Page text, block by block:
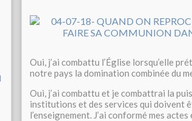
Oui, j’ai combattu l’Église lorsqu’elle
notre pays la domination combinée du
Oui, j’ai combattu et je combattrai la
institutions et des services qui doivent
l’enseignement. J’ai conformé mes